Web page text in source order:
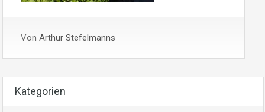
Von Arthur Stefelmanns
Kategorien